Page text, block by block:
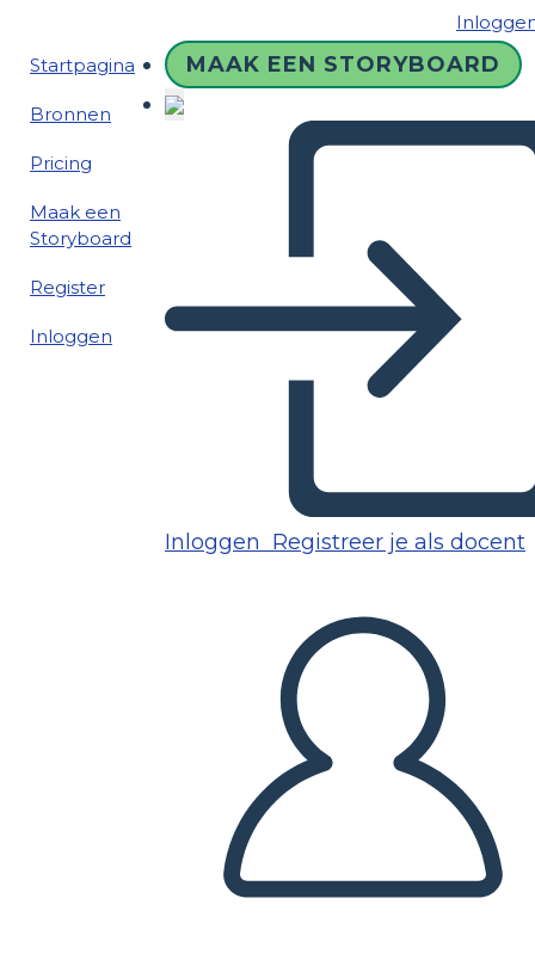
Startpagina
Bronnen
Pricing
Maak een
Storyboard
Register
Inloggen
MAAK EEN STORYBOARD
Inloggen Registreer je als docent